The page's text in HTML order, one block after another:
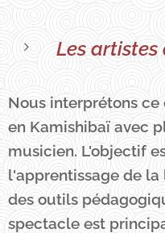
Les
Nous interprétons
en Kamishibaï avec
musicien. L'objectif
l'apprentissage de
des outils
spectacle est